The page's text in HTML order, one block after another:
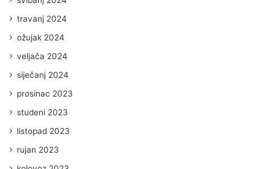
travanj 2024
ožujak 2024
veljača 2024
siječanj 2024
prosinac 2023
studeni 2023
listopad 2023
rujan 2023